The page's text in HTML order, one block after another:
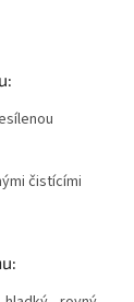
čistícími